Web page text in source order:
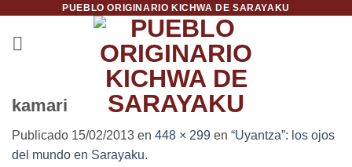
contenido
PUEBLO ORIGINARIO KICHWA DE SARAYAKU
kamari
Publicado 15/02/2013 en 448 × 299 en “Uyantza”: los ojos
del mundo en Sarayaku.